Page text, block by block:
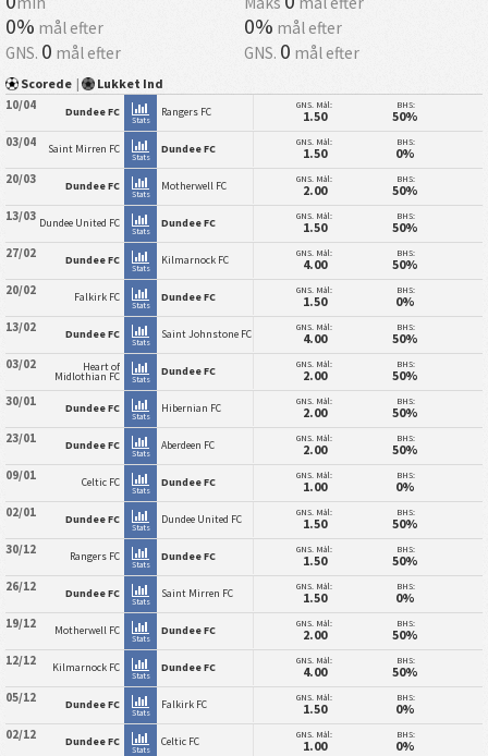
0% mål efter 0% mål efter
GNS. 0 mål efter GNS. 0 mål efter
Scorede | Lukket Ind
10/04 Dundee FC
Stats
Rangers FC GNS. Mål:
1.50
BHS:
50%
03/04 Saint Mirren FC
Stats
Dundee FC GNS. Mål:
1.50
BHS:
0%
20/03 Dundee FC
Stats
Motherwell FC GNS. Mål:
2.00
BHS:
50%
13/03 Dundee United FC
Stats
Dundee FC GNS. Mål:
1.50
BHS:
50%
27/02 Dundee FC
Stats
Kilmarnock FC GNS. Mål:
4.00
BHS:
50%
20/02 Falkirk FC
Stats
Dundee FC GNS. Mål:
1.50
BHS:
0%
13/02 Dundee FC
Stats
Saint Johnstone FC GNS. Mål:
4.00
BHS:
50%
03/02 Heart of
Midlothian FC Stats
Dundee FC GNS. Mål:
2.00
BHS:
50%
30/01 Dundee FC
Stats
Hibernian FC GNS. Mål:
2.00
BHS:
50%
23/01 Dundee FC
Stats
Aberdeen FC GNS. Mål:
2.00
BHS:
50%
09/01 Celtic FC
Stats
Dundee FC GNS. Mål:
1.00
BHS:
0%
02/01 Dundee FC
Stats
Dundee United FC GNS. Mål:
1.50
BHS:
50%
30/12 Rangers FC
Stats
Dundee FC GNS. Mål:
1.50
BHS:
50%
26/12 Dundee FC
Stats
Saint Mirren FC GNS. Mål:
1.50
BHS:
0%
19/12 Motherwell FC
Stats
Dundee FC GNS. Mål:
2.00
BHS:
50%
12/12 Kilmarnock FC
Stats
Dundee FC GNS. Mål:
4.00
BHS:
50%
05/12 Dundee FC
Stats
Falkirk FC GNS. Mål:
1.50
BHS:
0%
02/12 Dundee FC
Stats
Celtic FC GNS. Mål:
1.00
BHS:
0%